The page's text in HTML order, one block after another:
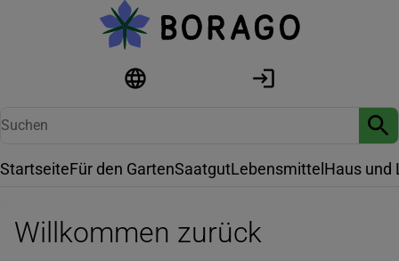
StartseiteFür den GartenSaatgutLebensmittel Haus und
Willkommen zurück